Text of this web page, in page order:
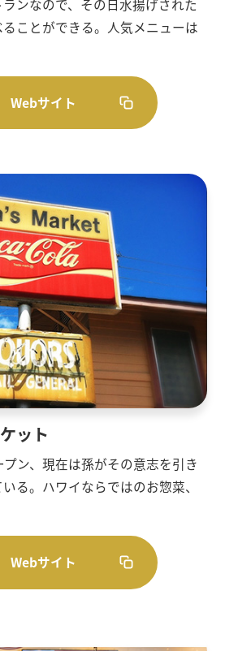
ンなので、その日水揚げされた
ことができる。人気メニューは
Webサイト
ット
ン、現在は孫がその意志を引き
る。ハワイならではのお惣菜、
Webサイト